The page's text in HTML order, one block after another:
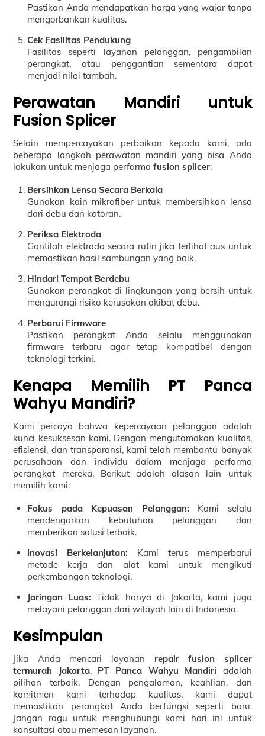
Pastikan Anda mendapatkan harga yang wajar tanpa
mengorbankan kualitas.
Cek Fasilitas Pendukung
Fasilitas seperti layanan pelanggan, pengambilan
perangkat, atau penggantian sementara dapat
menjadi nilai tambah.
Perawatan Mandiri untuk
Fusion Splicer
Selain mempercayakan perbaikan kepada kami, ada
beberapa langkah perawatan mandiri yang bisa Anda
lakukan untuk menjaga performafusion splicer:
Bersihkan Lensa Secara Berkala
Gunakan kain mikrofiber untuk membersihkan lensa
dari debu dan kotoran.
Periksa Elektroda
Gantilah elektroda secara rutin jika terlihat aus untuk
memastikan hasil sambungan yang baik.
Hindari Tempat Berdebu
Gunakan perangkat di lingkungan yang bersih untuk
mengurangi risiko kerusakan akibat debu.
Perbarui Firmware
Pastikan perangkat Anda selalu menggunakan
firmware terbaru agar tetap kompatibel dengan
teknologi terkini.
Kenapa Memilih PT Panca
Wahyu Mandiri?
Kami percaya bahwa kepercayaan pelanggan adalah
kunci kesuksesan kami. Dengan mengutamakan kualitas,
efisiensi, dan transparansi, kami telah membantu banyak
perusahaan dan individu dalam menjaga performa
perangkat mereka. Berikut adalah alasan lain untuk
memilih kami:
Fokus pada Kepuasan Pelanggan: Kami selalu
mendengarkan kebutuhan pelanggan dan
memberikan solusi terbaik.
Inovasi Berkelanjutan: Kami terus memperbarui
metode kerja dan alat kami untuk mengikuti
perkembangan teknologi.
Jaringan Luas: Tidak hanya di Jakarta, kami juga
melayani pelanggan dari wilayah lain di Indonesia.
Kesimpulan
Jika Anda mencari layanan repair fusion splicer
termurah Jakarta, PT Panca Wahyu Mandiri adalah
pilihan terbaik. Dengan pengalaman, keahlian, dan
komitmen kami terhadap kualitas, kami dapat
memastikan perangkat Anda berfungsi seperti baru.
Jangan ragu untuk menghubungi kami hari ini untuk
konsultasi atau memesan layanan.